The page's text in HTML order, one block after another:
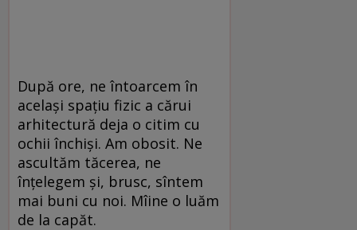
După ore, ne întoarcem în
același spațiu fizic a cărui
arhitectură deja o citim cu
ochii închiși. Am obosit. Ne
ascultăm tăcerea, ne
înțelegem și, brusc, sîntem
mai buni cu noi. Mîine o luăm
de la capăt.